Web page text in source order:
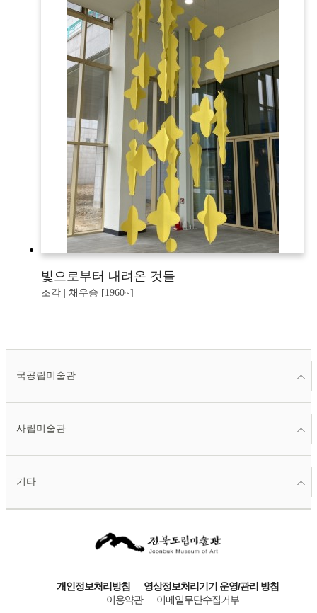
빛으로부터 내려온 것들
조각 | 채우승 [1960~]
국공립미술관
사립미술관
기타
개인정보처리방침
영상정보처리기기 운영/관리 방침
이용약관
이메일무단수집거부